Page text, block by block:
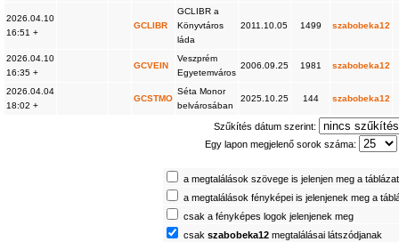
2026.04.10
16:51 +
GCLIBR
GCLIBR a
Könyvtáros
láda
2011.10.05 1499 szabobeka12
2026.04.10
16:35 +
GCVEIN
Veszprém
Egyetemváros
2006.09.25 1981 szabobeka12
2026.04.04
18:02 +
GCSTMO
Séta Monor
belvárosában
2025.10.25 144 szabobeka12
Szűkítés dátum szerint:
Egy lapon megjelenő sorok száma:
a megtalálások szövege is jelenjen meg a
a megtalálások fényképei is jelenjenek meg a
csak a fényképes logok jelenjenek meg
csakszabobeka12 megtalálásai látszódjanak